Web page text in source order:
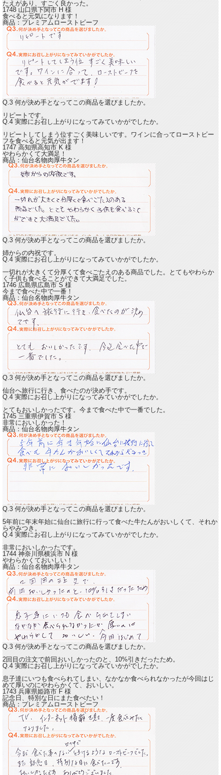
たえがあり、すごく良かった。
1748 山口県下関市H様
食べると元気になります！
商品：プレミアムローストビーフ
Q.3 何が決め手となってこの商品を選びましたか。
リピートです。
Q.4 実際にお召し上がりになってみていかがでしたか。
リピートしてしまう位すごく美味しいです。ワインに合ってローストビー
フを食べると元気が出ます！
1747 高知県高知市K様
やわらかくて大満足！
商品：仙台名物肉厚牛タン
Q.3 何が決め手となってこの商品を選びましたか。
姉からの内祝です。
Q.4 実際にお召し上がりになってみていかがでしたか。
一切れが大きくて分厚くて食べごたえのある商品でした。とてもやわらか
く子供も食べることができて大満足でした。
1746 広島県広島市S様
今まで食べた中で一番！
商品：仙台名物肉厚牛タン
Q.3 何が決め手となってこの商品を選びましたか。
仙台へ旅行に行き、食べたのが決め手です。
Q.4 実際にお召し上がりになってみていかがでしたか。
とてもおいしかったです。今まで食べた中で一番でした。
1745 三重県伊賀市S様
非常においしかった！
商品：仙台名物肉厚牛タン
Q.3 何が決め手となってこの商品を選びましたか。
5年前に年末年始に仙台に旅行に行って食べた牛たんがおいしくて、それか
らやみつき。
Q.4 実際にお召し上がりになってみていかがでしたか。
非常においしかったです。
1744 神奈川県横浜市N様
やわらかくておいしい！
商品：仙台名物肉厚牛タン
Q.3 何が決め手となってこの商品を選びましたか。
2回目の注文で前回おいしかったのと、10%引きだったため。
Q.4 実際にお召し上がりになってみていかがでしたか。
息子達にいつも食べられてしまい、なかなか食べられなかったが今回はじ
めて厚いのにやわらかくて、おいしい。
1743 兵庫県姫路市F様
記念日、特別な日にまた食べたい！
商品：プレミアムローストビーフ